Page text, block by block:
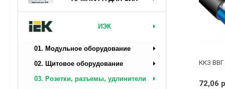
ИЭК
01. Модульное оборудование
02. Щитовое оборудование
03. Розетки, разъемы, удлинители
ККЗ ВВГ
72,06